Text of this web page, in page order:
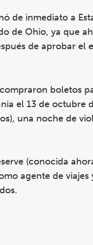
de inmediato a
de Ohio, ya que
de aprobar el
boletos
el 13 de octubre
una noche de
(conocida
agente de viajes